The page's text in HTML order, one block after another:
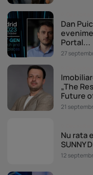
Dan
Portal...
27
„The
Future
21
Nu rata
SUNNY
12